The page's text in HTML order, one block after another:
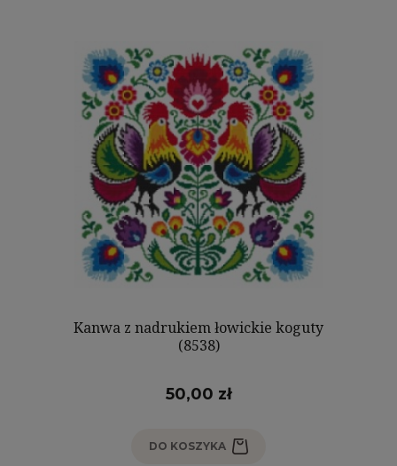
Kanwa z nadrukiem łowickie koguty
(8538)
50,00 zł
DO KOSZYKA